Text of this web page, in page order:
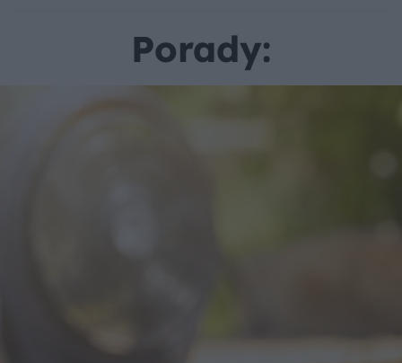
Porady: